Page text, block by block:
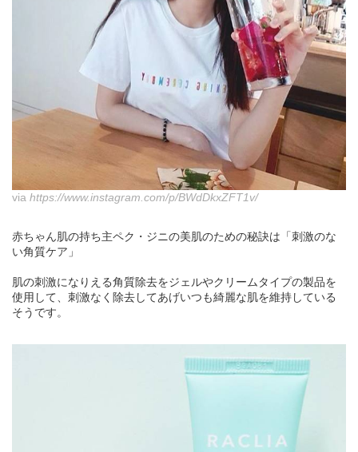
via https://www.instagram.com/p/BWdDkxZFT1v/
赤ちゃん肌の持ち主ペク・ジニの美肌のための秘訣は「刺激のな
い角質ケア」
肌の刺激になりえる角質除去をジェルやクリームタイプの製品を
使用して、刺激なく除去してあげいつも綺麗な肌を維持している
そうです。